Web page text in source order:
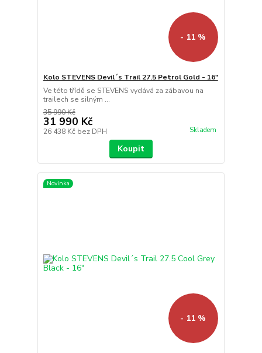
- 11 %
Kolo STEVENS Devil´s Trail 27.5 Petrol Gold - 16"
Ve této třídě se STEVENS vydává za zábavou na
trailech se silným ...
35 990 Kč
31 990 Kč
26 438 Kč bez DPH Skladem
Koupit
Novinka
- 11 %